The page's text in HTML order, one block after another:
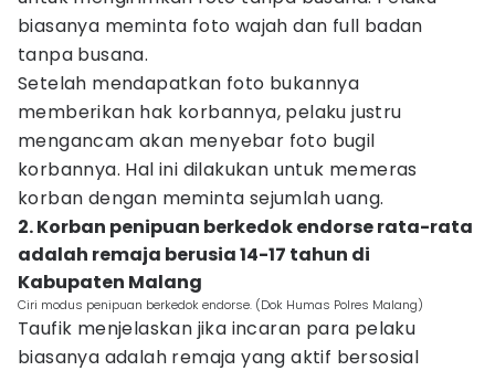
biasanya meminta foto wajah dan full badan
tanpa busana.
Setelah mendapatkan foto bukannya
memberikan hak korbannya, pelaku justru
mengancam akan menyebar foto bugil
korbannya. Hal ini dilakukan untuk memeras
korban dengan meminta sejumlah uang.
2. Korban penipuan berkedok endorse rata-rata
adalah remaja berusia 14-17 tahun di
Kabupaten Malang
Ciri modus penipuan berkedok endorse. (Dok Humas Polres Malang)
Taufik menjelaskan jika incaran para pelaku
biasanya adalah remaja yang aktif bersosial